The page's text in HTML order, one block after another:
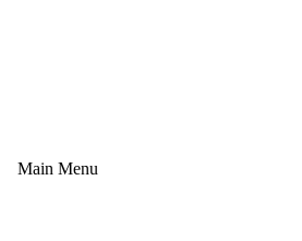
Main Menu